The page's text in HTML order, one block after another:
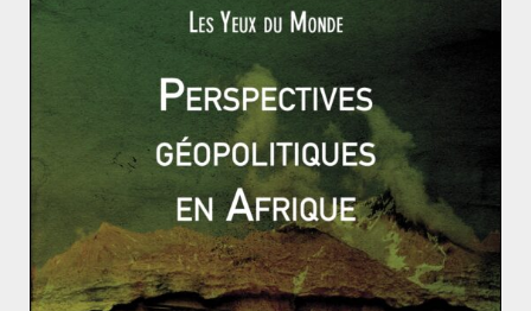
rochers, les géotextiles, le dessablage d’urgence et le
recours annoncé à des consultants spécialisés peuvent
ralentir l’assaut, mais ne remplacent pas une doctrine
nationale du littoral.